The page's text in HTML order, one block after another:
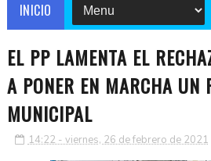
INICIO
EL PP LAMENTA EL
A PONER EN MARCHA UN
MUNICIPAL
14:22 - viernes, 26 de febrero de 2021